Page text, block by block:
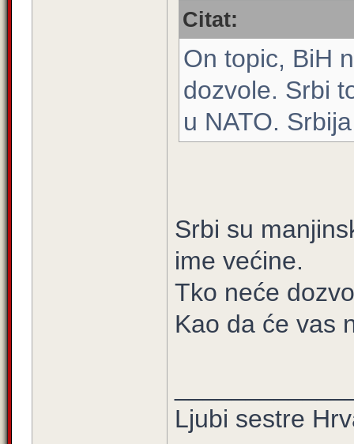
Citat:
On topic, BiH
dozvole. Srbi
u NATO.
Srbi su
ime većine.
Tko neće
Kao da će vas
Ljubi sestre